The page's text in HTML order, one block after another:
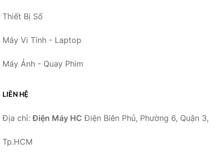
Thiết Bị Số
Máy Vi Tính - Laptop
Máy Ảnh - Quay Phim
LIÊN HỆ
Địa chỉ:Điện Máy HC Điện Biên Phủ, Phường 6, Quận 3,
Tp.HCM